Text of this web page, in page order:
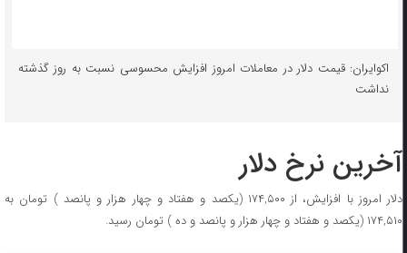
اکوایران: قیمت دلار در معاملات امروز افزایش محسوسی نسبت به روز گذشته
نداشت
آخرین نرخ دلار
دلار امروز با افزایش، از ۱۷۴,۵۰۰ (یکصد و هفتاد و چهار هزار و پانصد ) تومان به
۱۷۴,۵۱۰ (یکصد و هفتاد و چهار هزار و پانصد و ده ) تومان رسید.